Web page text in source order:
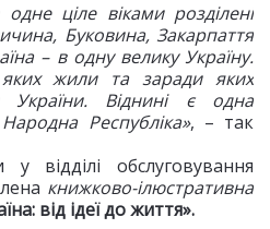
ціле віками розділені
Буковина, Закарпаття
– в одну велику Україну.
жили та заради яких
Віднині є одна
Республіка», – так
обслуговування
книжково-ілюстративна
від ідеї до життя».